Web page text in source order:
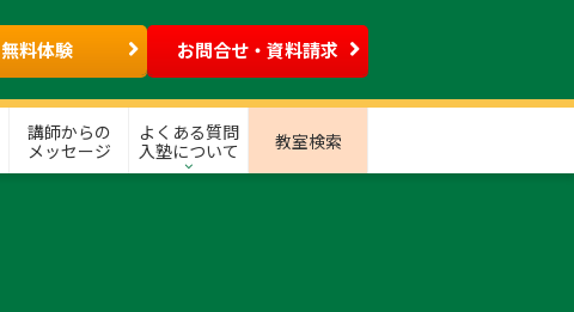
無料体験 お問合せ・資料請求
講師からの
メッセージ
よくある質問
入塾について
教室検索